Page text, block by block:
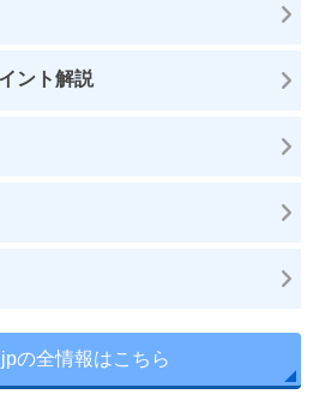
ント解説
の全情報はこちら